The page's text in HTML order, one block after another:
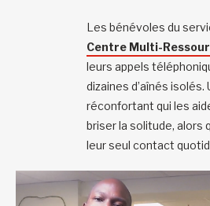
Les bénévoles du
Centre Multi-
leurs appels
dizaines d’aînés isolés.
réconfortant qui les
briser la solitude, alors
leur seul contact